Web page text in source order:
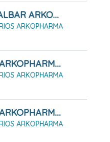
ESPINO ALBAR ARKOPHARMA 84 CÁPSULAS DURAS
ARKOPHARMA
GINKGO ARKOPHARMA 100 CÁPSULAS DURAS
ARKOPHARMA
GINKGO ARKOPHARMA 200 CÁPSULAS DURAS
ARKOPHARMA